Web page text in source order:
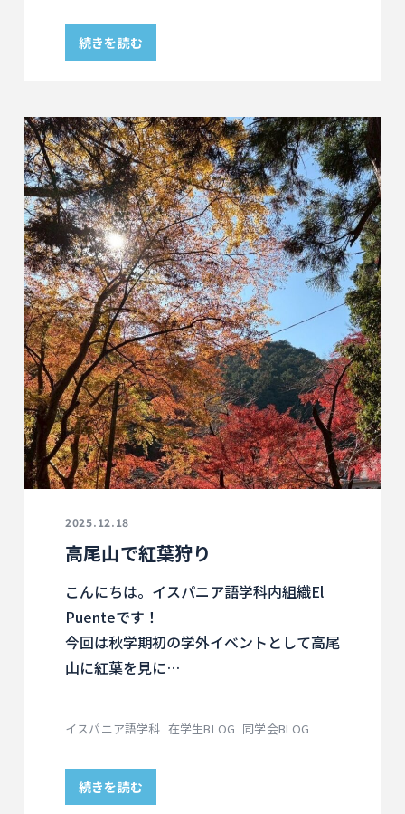
続きを読む
2025.12.18
高尾山で紅葉狩り
こんにちは。イスパニア語学科内組織El
Puenteです！
今回は秋学期初の学外イベントとして高尾
山に紅葉を見に…
イスパニア語学科 在学生BLOG 同学会BLOG
続きを読む